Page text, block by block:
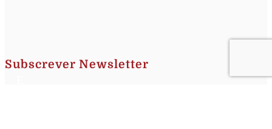
Subscrever Newsletter